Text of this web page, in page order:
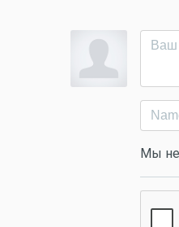
Мы не